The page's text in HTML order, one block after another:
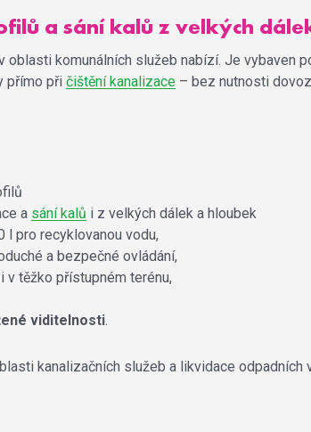
a sání kalů z velkých
komunálních služeb nabízí. Je vybaven
přímo při čištění kanalizace – bez nutnosti
a sání kalů i z velkých dálek a hloubek
l pro recyklovanou vodu,
a bezpečné ovládání,
v těžko přístupném terénu,
viditelnosti.
kanalizačních služeb a likvidace